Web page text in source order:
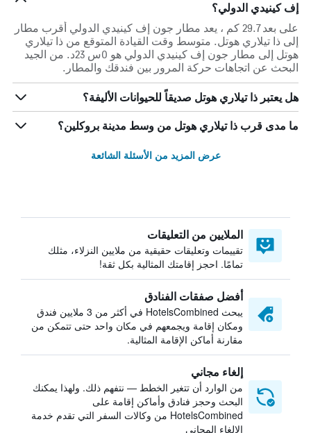
إف كينيدي الدولي؟
على بعد 29.7 كم ، يعد مطار جون إف كينيدي الدولي أقرب مطار
إلى ذا تيلاري هوتل. متوسط وقت القيادة المتوقع من ذا تيلاري
هوتل إلى مطار جون إف كينيدي الدولي هو 0س 23د. من الجيد
البحث عن اتجاهات حركة المرور بين فندقك والمطار.
هل يعتبر ذا تيلاري هوتل صديقاً للحيوانات الأليفة؟
ما مدى قرب ذا تيلاري هوتل من وسط مدينة بروكلين؟
عرض المزيد من الأسئلة الشائعة
الملايين من التعليقات
تقييمات وتعليقات حقيقية من ملايين النزلاء، مثلك
تمامًا. احجز إقامتك المثالية بكل ثقة!
أفضل صفقات الفنادق
يبحث HotelsCombined في أكثر من 3 ملايين فندق
ومكان إقامة ويجمعهم في مكان واحد حتى تتمكن من
مقارنة أماكن الإقامة المثالية.
إلغاء مجاني
من الوارد أن تتغير الخطط — نتفهم ذلك. ولهذا يمكنك
البحث وحجز فنادق وأماكن إقامة على
HotelsCombined من وكالات السفر التي تقدم خدمة
الإلغاء المجاني